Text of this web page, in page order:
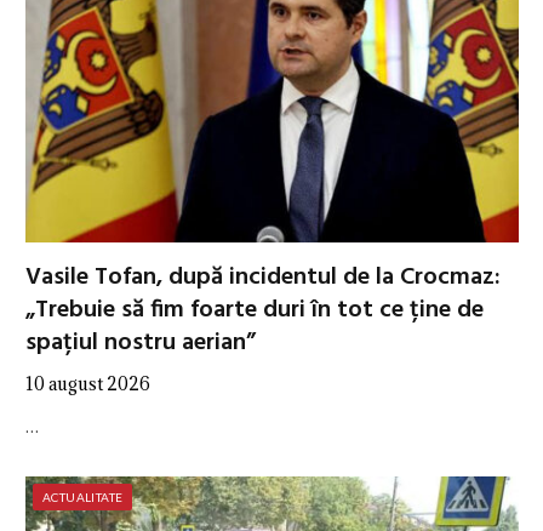
Vasile Tofan, după incidentul de la Crocmaz:
„Trebuie să fim foarte duri în tot ce ține de
spațiul nostru aerian”
10 august 2026
…
ACTUALITATE